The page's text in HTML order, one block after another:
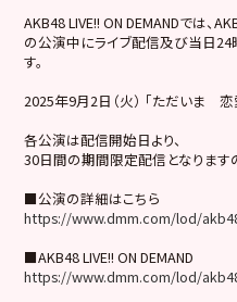
AKB48 LIVE!! ON DEMANDでは、
の公演中にライブ配信及び当日24
す。
2025年9月2日（火） 「ただいま 恋
各公演は配信開始日より、
30日間の期間限定配信となります
■公演の詳細はこちら
https://www.dmm.com/lod/
■AKB48 LIVE!! ON DEMAND
https://www.dmm.com/lod/